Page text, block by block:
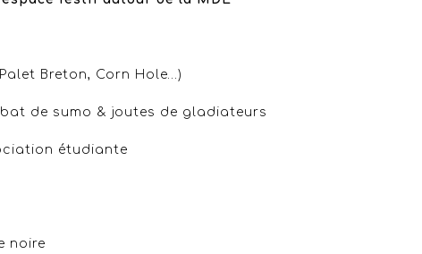
Breton, Corn Hole…)
de sumo & joutes de gladiateurs
étudiante
noire